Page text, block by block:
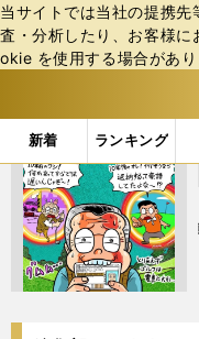
当サイトでは当社の提携
査・分析したり、お客様
okie を使⽤する場合があ
新着 ランキング
b
ス
ポ
ル
テ
ィ
ー
バ
「#車とゴルフ」